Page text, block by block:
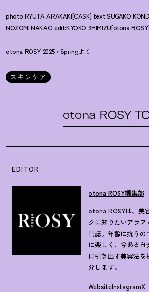
photo:RYUTA ARAKAKI[CASK] text:SUGAKO
NOZOMI NAKAO edit:KYOKO SHIMIZU[otona ROSY]
otona ROSY 2025・Springより
スキンケア
otona ROSY
EDITOR
otona ROSY編集部
otona ROSYは、美
クに知りたいアラ
門誌。年齢に抗うの
に楽しく、今ある
に引き出す美容法
介します。
WebsiteInstagramX